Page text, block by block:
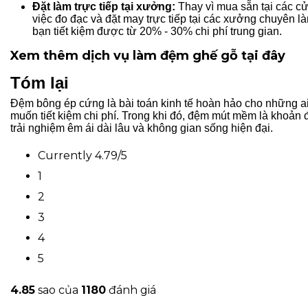
Đặt làm trực tiếp tại xưởng: Thay vì mua sẵn tại các
việc đo đạc và đặt may trực tiếp tại các xưởng chuyên
bạn tiết kiệm được từ 20% - 30% chi phí trung gian.
Xem thêm dịch vụ làm đệm ghế gỗ tại đây
Tóm lại
Đệm bông ép cứng là bài toán kinh tế hoàn hảo cho những
muốn tiết kiệm chi phí. Trong khi đó, đệm mút mềm là
trải nghiệm êm ái dài lâu và không gian sống hiện đại.
Currently 4.79/5
1
2
3
4
5
4.85 sao của 1180 đánh giá